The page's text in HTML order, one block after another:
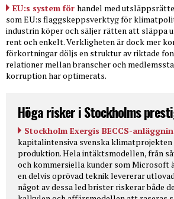
EU:s system för handel med
som EU:s flaggskeppsverktyg för
industrin köper och säljer rätten att släppa
rent och enkelt. Verkligheten är dock mer
förkortningar döljs en struktur av riktade
relationer mellan branscher och
korruption har optimerats.
Höga risker i Stockholms
Stockholm Exergis BECCS-
kapitalintensiva svenska klimatprojekten
produktion. Hela intäktsmodellen, från
och kommersiella kunder som Microsoft
en delvis oprövad teknik levererar
något av dessa led brister riskerar både